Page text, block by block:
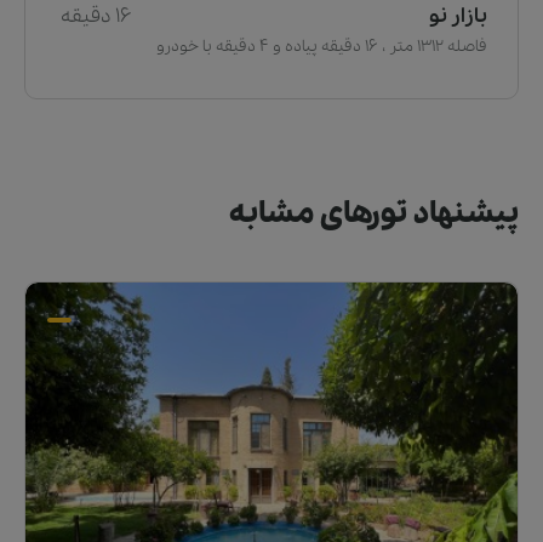
بازار نو 16 دقیقه
فاصله 1312 متر ، 16 دقیقه پیاده و 4 دقیقه با خودرو
پیشنهاد تورهای مشابه